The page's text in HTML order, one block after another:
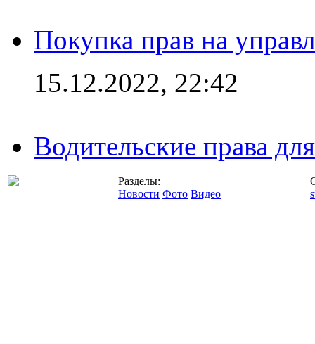
Покупка прав на
15.12.2022, 22:42
Водительские права
Разделы:
Новости Фото Видео